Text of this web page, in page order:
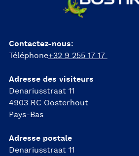
Contactez-nous:
Téléphone+32 9 255 17 17
Adresse des visiteurs
Denariusstraat 11
4903 RC Oosterhout
Pays-Bas
Adresse postale
Denariusstraat 11